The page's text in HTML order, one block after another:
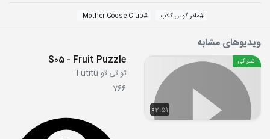
#مادر گوس کلاب #
Mother Goose Club
ویدیوهای مشابه
02:51
اشتراکی S05 - Fruit Puzzle
تو تی تو Tutitu
766